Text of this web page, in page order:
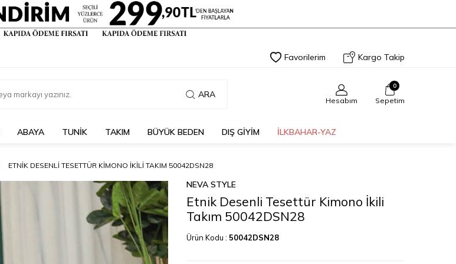
Favorilerim Kargo Takip
ARA
Hesabım
0
Sepetim
ABAYA TUNİK TAKIM BÜYÜK BEDEN DIŞ GİYİM İLKBAHAR-YAZ
ETNIK DESENLI TESETTÜR KIMONO İKILI TAKIM 50042DSN28
NEVA STYLE
Etnik Desenli Tesettür Kimono İkili
Takım 50042DSN28
Ürün Kodu : 50042DSN28